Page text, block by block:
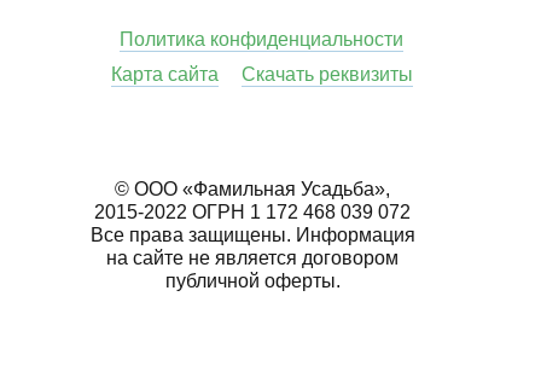
Политика конфиденциальности
Карта сайта
Скачать реквизиты
© ООО «Фамильная Усадьба»,
2015-2022 ОГРН 1 172 468 039 072
Все права защищены. Информация
на сайте не является договором
публичной оферты.